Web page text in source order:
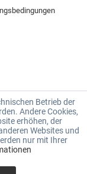
Betrieb der
Andere Cookies,
erhöhen, der
Websites und
nur mit Ihrer